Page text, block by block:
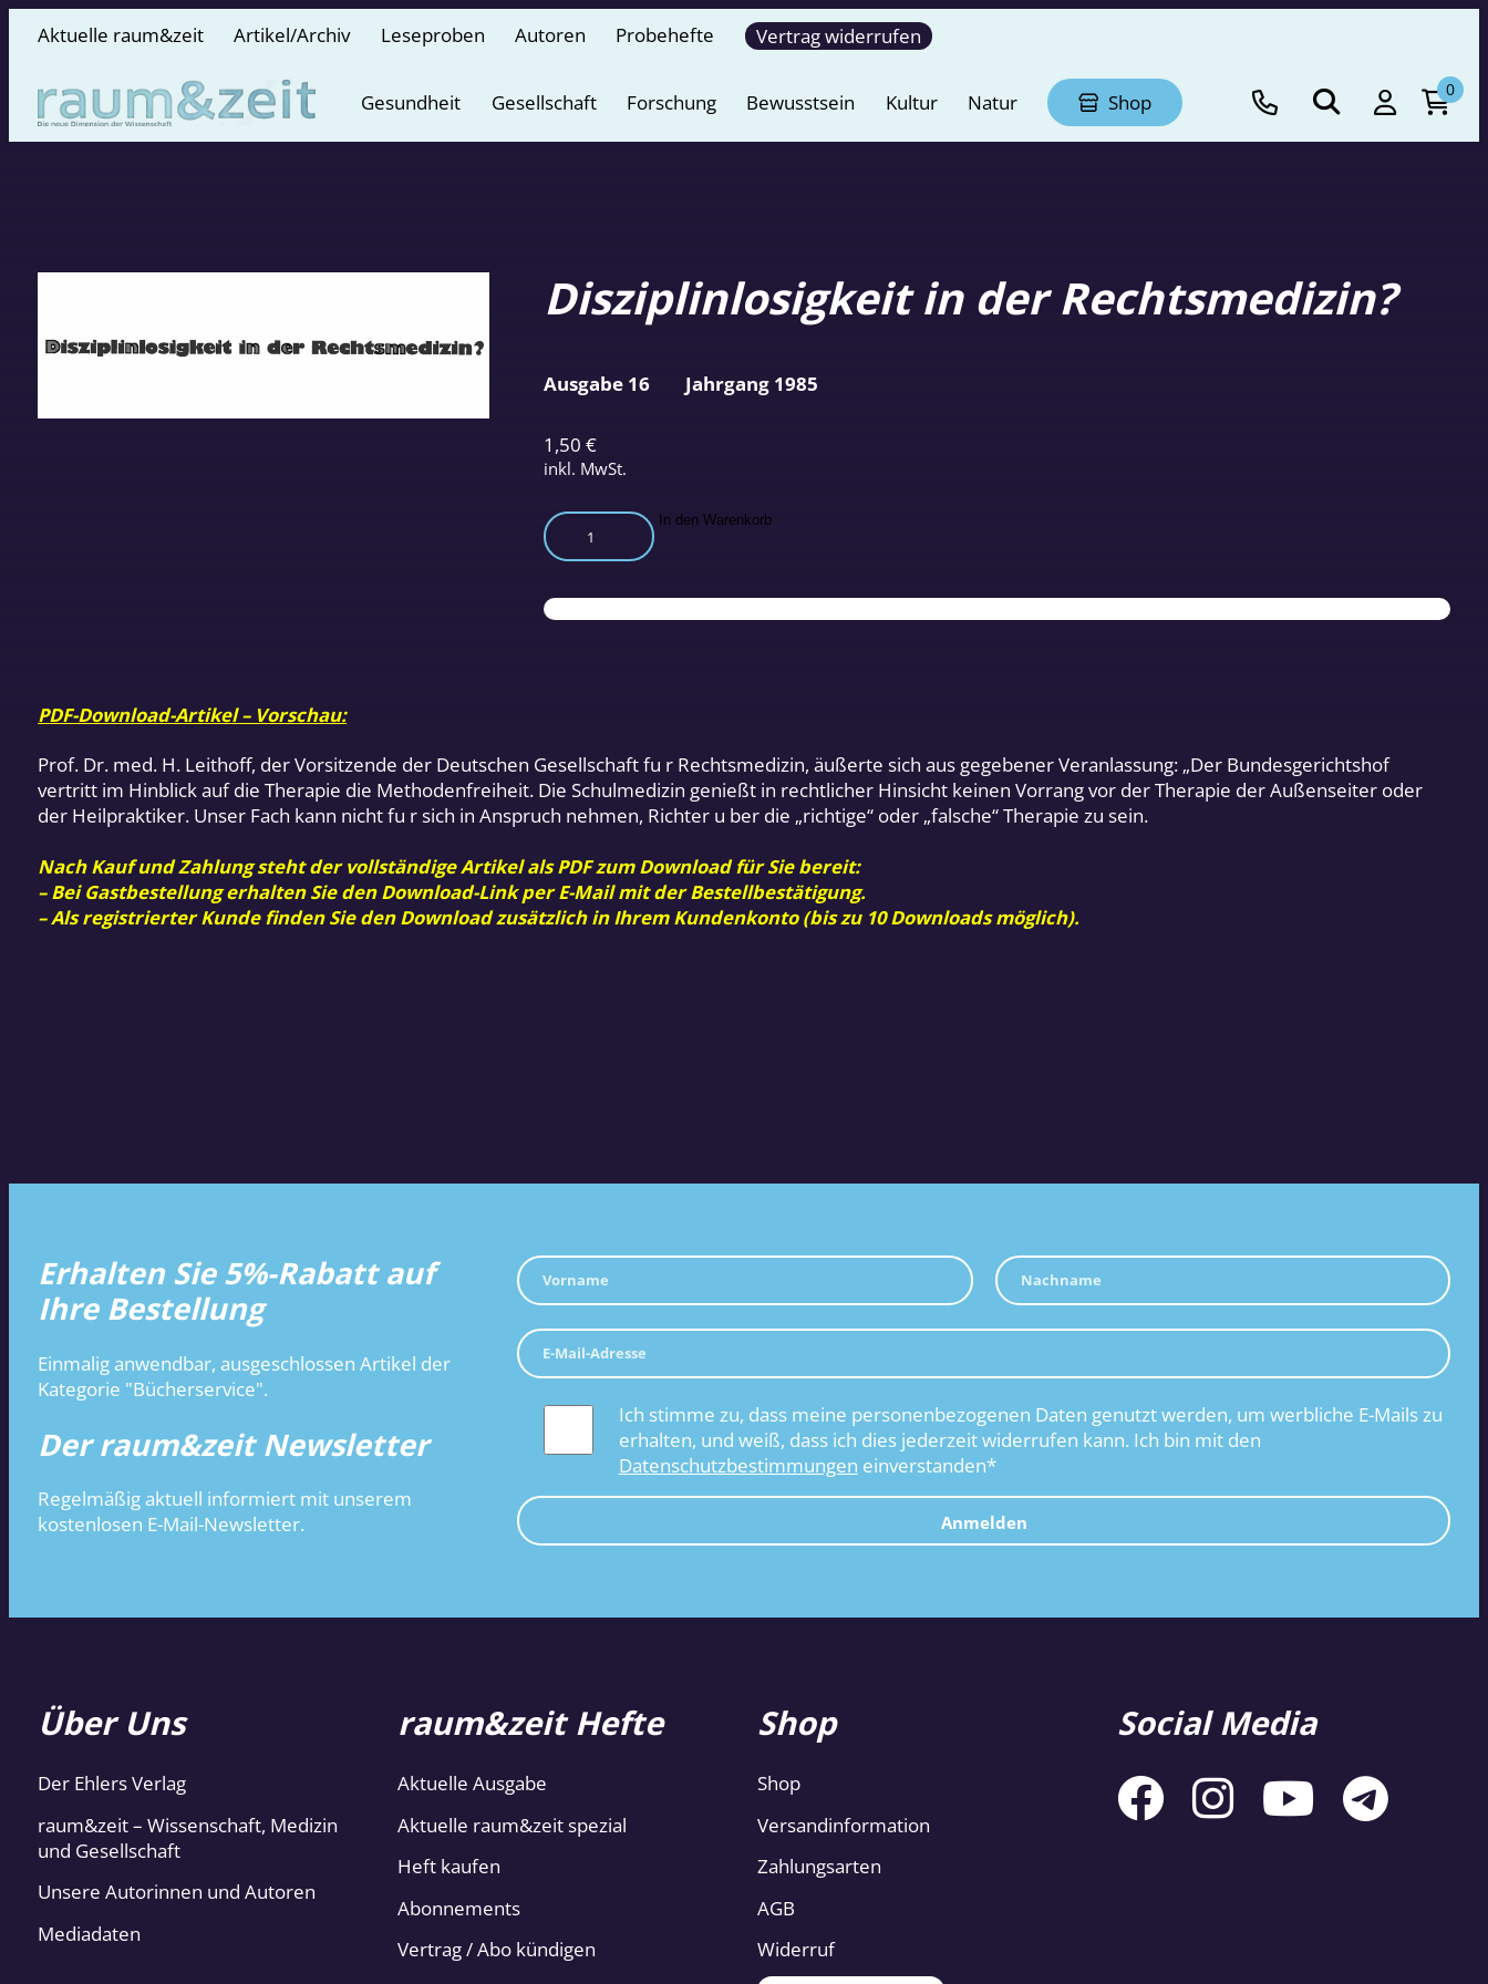
Aktuelle raum&zeit Artikel/Archiv Leseproben Autoren Probehefte Vertrag widerrufen
Gesundheit Gesellschaft Forschung Bewusstsein Kultur Natur Shop
0
Disziplinlosigkeit in der Rechtsmedizin?
1,50 €
inkl. MwSt.
Disziplinlosigkeit
in
Rechtsmedizin?
Menge
In den Warenkorb
Ausgabe 16 Jahrgang 1985
PDF-Download-Artikel – Vorschau:
Prof. Dr. med. H. Leithoff, der Vorsitzende der Deutschen Gesellschaft fu r Rechtsmedizin, äußerte sich aus gegebener Veranlassung: „Der Bundesgerichtshof
vertritt im Hinblick auf die Therapie die Methodenfreiheit. Die Schulmedizin genießt in rechtlicher Hinsicht keinen Vorrang vor der Therapie der Außenseiter oder
der Heilpraktiker. Unser Fach kann nicht fu r sich in Anspruch nehmen, Richter u ber die „richtige“ oder „falsche“ Therapie zu sein.
Nach Kauf und Zahlung steht der vollständige Artikel als PDF zum Download für Sie bereit:
– Bei Gastbestellung erhalten Sie den Download-Link per E-Mail mit der Bestellbestätigung.
– Als registrierter Kunde finden Sie den Download zusätzlich in Ihrem Kundenkonto (bis zu 10 Downloads möglich).
Erhalten Sie 5%-Rabatt auf
Ihre Bestellung
Einmalig anwendbar, ausgeschlossen Artikel der
Kategorie "Bücherservice".
Der raum&zeit Newsletter
Regelmäßig aktuell informiert mit unserem
kostenlosen E-Mail-Newsletter.
Ich stimme zu, dass meine personenbezogenen Daten genutzt werden, um werbliche E-Mails zu
erhalten, und weiß, dass ich dies jederzeit widerrufen kann. Ich bin mit den
Datenschutzbestimmungen einverstanden*
Anmelden
Über Uns
Der Ehlers Verlag
raum&zeit – Wissenschaft, Medizin
und Gesellschaft
Unsere Autorinnen und Autoren
Mediadaten
raum&zeit Hefte
Aktuelle Ausgabe
Aktuelle raum&zeit spezial
Heft kaufen
Abonnements
Vertrag / Abo kündigen
Shop
Shop
Versandinformation
Zahlungsarten
AGB
Widerruf
Social Media